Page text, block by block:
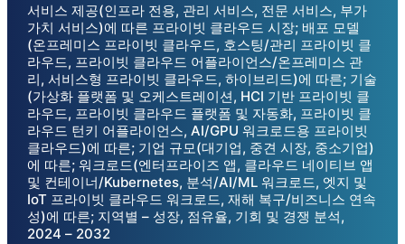
서비스 제공(인프라 전용, 관리 서비스, 전문 서비스, 부가
가치 서비스)에 따른 프라이빗 클라우드 시장; 배포 모델
(온프레미스 프라이빗 클라우드, 호스팅/관리 프라이빗 클
라우드, 프라이빗 클라우드 어플라이언스/온프레미스 관
리, 서비스형 프라이빗 클라우드, 하이브리드)에 따른; 기술
(가상화 플랫폼 및 오케스트레이션, HCI 기반 프라이빗 클
라우드, 프라이빗 클라우드 플랫폼 및 자동화, 프라이빗 클
라우드 턴키 어플라이언스, AI/GPU 워크로드용 프라이빗
클라우드)에 따른; 기업 규모(대기업, 중견 시장, 중소기업)
에 따른; 워크로드(엔터프라이즈 앱, 클라우드 네이티브 앱
및 컨테이너/Kubernetes, 분석/AI/ML 워크로드, 엣지 및
IoT 프라이빗 클라우드 워크로드, 재해 복구/비즈니스 연속
성)에 따른; 지역별 – 성장, 점유율, 기회 및 경쟁 분석,
2024 – 2032